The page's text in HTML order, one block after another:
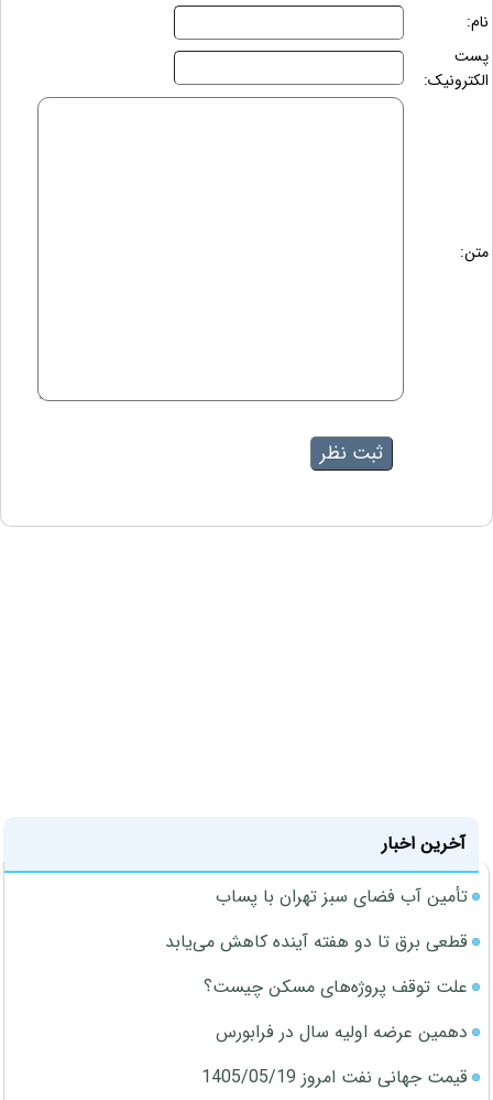
نام:
پست
الکترونیک:
متن:
آخرین اخبار
تأمین آب فضای سبز تهران با پساب
قطعی برق تا دو هفته آینده کاهش می‌یابد
علت توقف پروژه‌های مسکن چیست؟
دهمین عرضه اولیه سال در فرابورس
قیمت جهانی نفت امروز 1405/05/19